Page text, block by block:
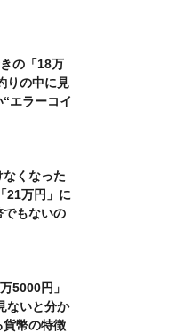
の「18万
りの中に見
エラーコイ
くなった
21万円」に
でもないの
5000円」
ないと分か
貨幣の特徴